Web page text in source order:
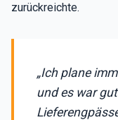
zurückreichte.
„Ich plane
und es war